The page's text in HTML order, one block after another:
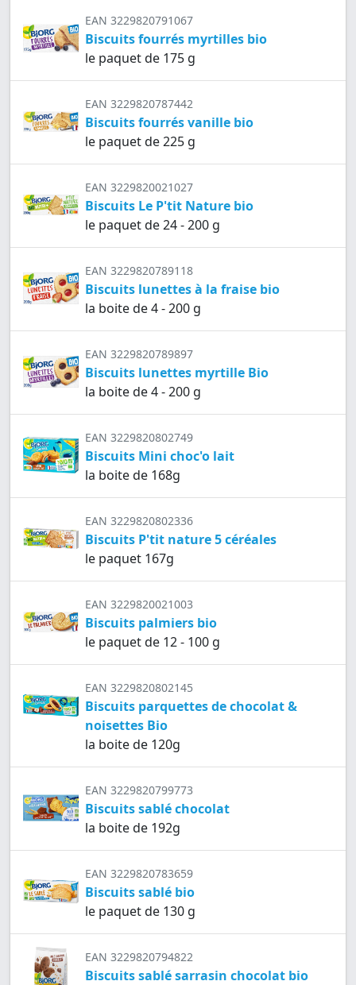
EAN 3229820791067
Biscuits fourrés myrtilles bio
le paquet de 175 g
EAN 3229820787442
Biscuits fourrés vanille bio
le paquet de 225 g
EAN 3229820021027
Biscuits Le P'tit Nature bio
le paquet de 24 - 200 g
EAN 3229820789118
Biscuits lunettes à la fraise bio
la boite de 4 - 200 g
EAN 3229820789897
Biscuits lunettes myrtille Bio
la boite de 4 - 200 g
EAN 3229820802749
Biscuits Mini choc'o lait
la boite de 168g
EAN 3229820802336
Biscuits P'tit nature 5 céréales
le paquet 167g
EAN 3229820021003
Biscuits palmiers bio
le paquet de 12 - 100 g
EAN 3229820802145
Biscuits parquettes de chocolat &
noisettes Bio
la boite de 120g
EAN 3229820799773
Biscuits sablé chocolat
la boite de 192g
EAN 3229820783659
Biscuits sablé bio
le paquet de 130 g
EAN 3229820794822
Biscuits sablé sarrasin chocolat bio